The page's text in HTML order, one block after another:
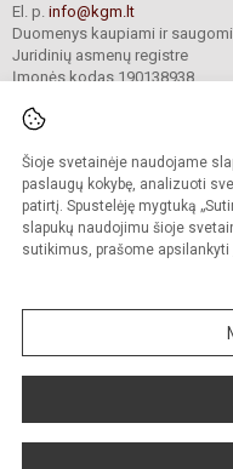
Šioje svetainėje naudojame
paslaugų kokybę, analizuoti
patirtį. Spustelėję mygtuką
slapukų naudojimu šioje
sutikimus, prašome apsilankyti
El. p. info@kgm.lt
Duomenys kaupiami ir saugomi
Juridinių asmenų registre
Įmonės kodas 190138938
© 2024. Kauno Kazio
Kopijuoti turinį be raštiško
Prieinamumo
Sumanus būdas